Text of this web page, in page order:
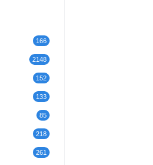
166
2148
152
133
85
218
261